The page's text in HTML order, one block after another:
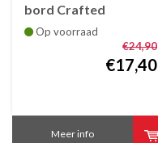
bord Crafted
Blueberry 26 cm
Op voorraad
€24,90
€17,40
Meer info